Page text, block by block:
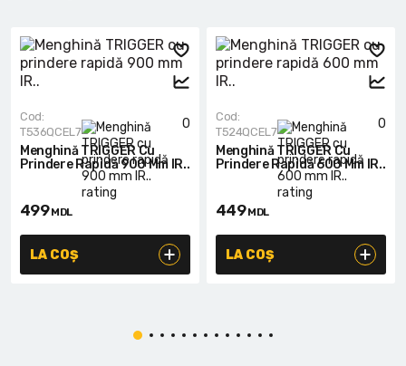
0
Cod:
T536QCEL7
Menghină TRIGGER Cu
Prindere Rapidă 900 Mm IR..
499MDL
LA COȘ
0
Cod:
T524QCEL7
Menghină TRIGGER Cu
Prindere Rapidă 600 Mm IR..
449MDL
LA COȘ